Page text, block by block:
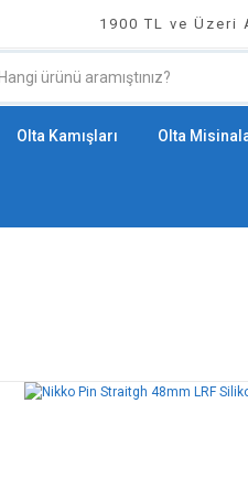
1900 TL ve Üzeri
Olta Kamışları Olta